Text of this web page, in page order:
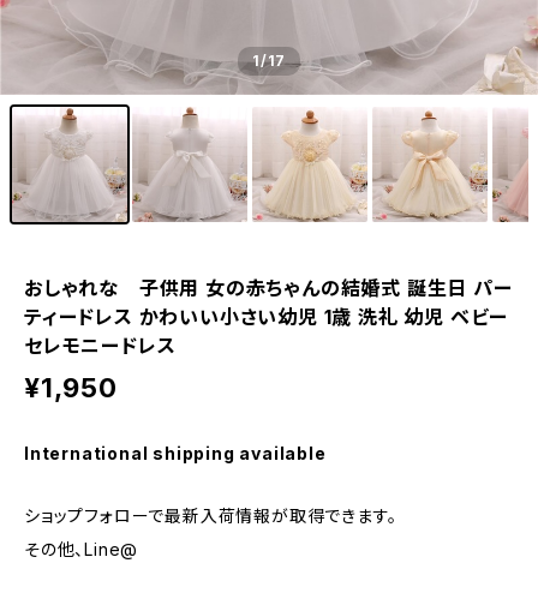
1/17
おしゃれな 子供用 女の赤ちゃんの結婚式 誕生日 パー
ティードレス かわいい小さい幼児 1歳 洗礼 幼児 ベビー
セレモニードレス
¥1,950
International shipping available
ショップフォローで最新入荷情報が取得できます。
その他、Line@